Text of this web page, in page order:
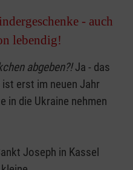
- auch
lebendig!
abgeben?!Ja - das
erst im neuen Jahr
in die Ukraine nehmen
Joseph in Kassel